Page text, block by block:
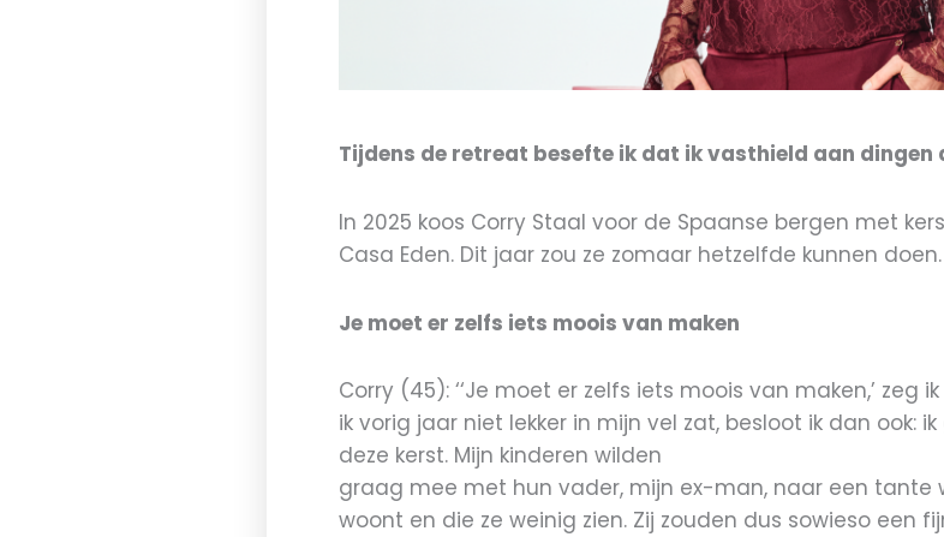
Tijdens de retreat besefte ik dat ik vasthield aan dingen
In 2025 koos Corry Staal voor de Spaanse bergen met
Casa Eden. Dit jaar zou ze zomaar hetzelfde kunnen doen.
Je moet er zelfs iets moois van maken
Corry (45): ‘‘Je moet er zelfs iets moois van maken,’ zeg
ik vorig jaar niet lekker in mijn vel zat, besloot ik dan ook:
deze kerst. Mijn kinderen wilden
graag mee met hun vader, mijn ex-man, naar een tante
woont en die ze weinig zien. Zij zouden dus sowieso een